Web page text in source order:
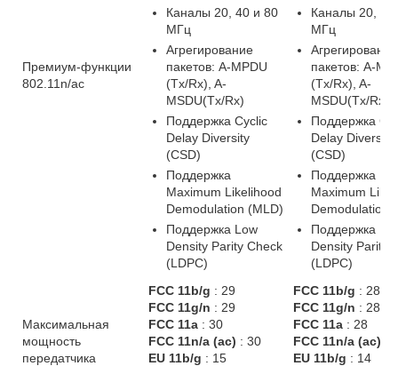
Премиум-функции
802.11n/ac
Каналы 20, 40 и 80
МГц
Агрегирование
пакетов: A-MPDU
(Tx/Rx), A-
MSDU(Tx/Rx)
Поддержка Cyclic
Delay Diversity
(CSD)
Поддержка
Maximum Likelihood
Demodulation (MLD)
Поддержка Low
Density Parity Check
(LDPC)
Каналы 20, 40
МГц
Агрегирование
пакетов: A-
(Tx/Rx), A-
MSDU(Tx/Rx)
Поддержка
Delay Diversity
(CSD)
Поддержка
Maximum
Demodulation
Поддержка
Density Parity
(LDPC)
Максимальная
мощность
передатчика
FCC 11b/g : 29
FCC 11g/n : 29
FCC 11a : 30
FCC 11n/a (ac) : 30
EU 11b/g : 15
FCC 11b/g : 28
FCC 11g/n : 28
FCC 11a : 28
FCC 11n/a (ac)
EU 11b/g : 14